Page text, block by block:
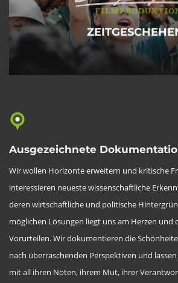
Ausgezeichnete
Wir wollen Horizonte erweitern und kritische
interessieren neueste wissenschaftliche
deren wirtschaftliche und politische
möglichen Lösungen liegt uns am Herzen und
Vorurteilen. Wir dokumentieren die
nach überraschenden Perspektiven und
mit all ihren Nöten, ihrem Mut, ihrer